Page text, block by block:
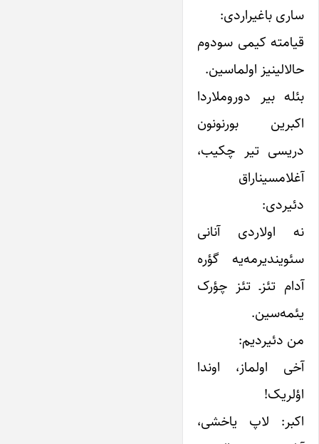
ساری باغیراردی:
قیامته کیمی سودوم
حالالینیز اولماسین.
بئله بیر دوروملاردا
اکبرین بورنونون
دریسی تیر چکیب،
آغلامسیناراق
دئیردی:
نه اولاردی آنانی
سئویندیرمه‌یه گؤره
آدام تئزـ تئز چؤرک
یئمه‌سین.
من دئیردیم:
آخی اولماز، اوندا
اؤلریک!
اکبر: لاپ یاخشی،